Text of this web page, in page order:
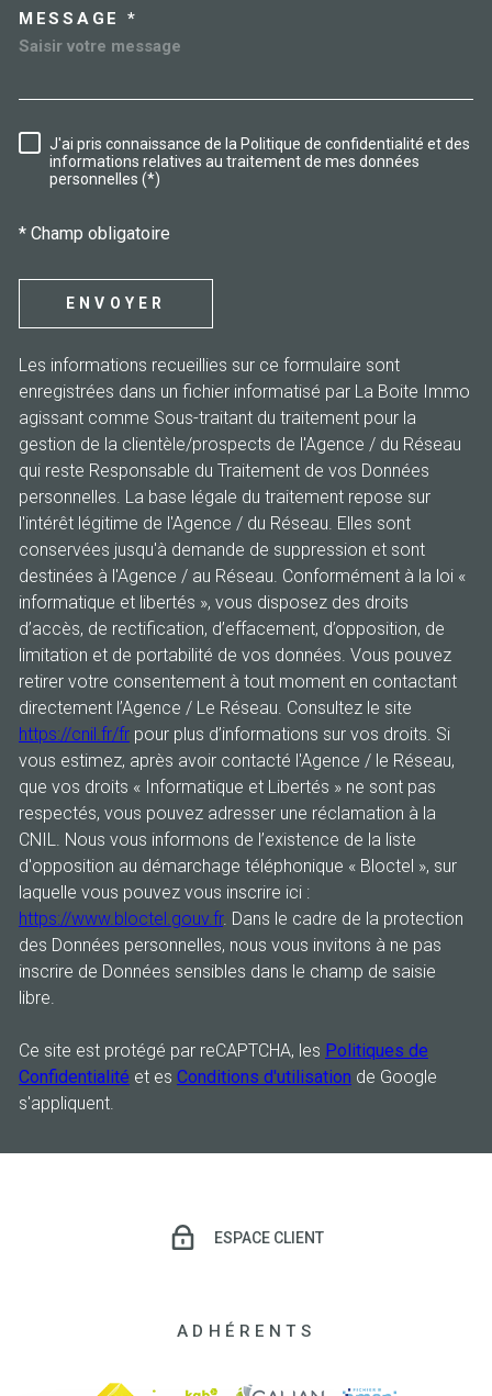
MESSAGE *
RÈGLEMENTATION
J'ai pris connaissance de la Politique de confidentialité et des
informations relatives au traitement de mes données
personnelles (*)
* Champ obligatoire
ENVOYER
Les informations recueillies sur ce formulaire sont
enregistrées dans un fichier informatisé par La Boite Immo
agissant comme Sous-traitant du traitement pour la
gestion de la clientèle/prospects de l'Agence / du Réseau
qui reste Responsable du Traitement de vos Données
personnelles. La base légale du traitement repose sur
l'intérêt légitime de l'Agence / du Réseau. Elles sont
conservées jusqu'à demande de suppression et sont
destinées à l'Agence / au Réseau. Conformément à la loi «
informatique et libertés », vous disposez des droits
d’accès, de rectification, d’effacement, d’opposition, de
limitation et de portabilité de vos données. Vous pouvez
retirer votre consentement à tout moment en contactant
directement l’Agence / Le Réseau. Consultez le site
https://cnil.fr/fr pour plus d’informations sur vos droits. Si
vous estimez, après avoir contacté l'Agence / le Réseau,
que vos droits « Informatique et Libertés » ne sont pas
respectés, vous pouvez adresser une réclamation à la
CNIL. Nous vous informons de l’existence de la liste
d'opposition au démarchage téléphonique « Bloctel », sur
laquelle vous pouvez vous inscrire ici :
https://www.bloctel.gouv.fr. Dans le cadre de la protection
des Données personnelles, nous vous invitons à ne pas
inscrire de Données sensibles dans le champ de saisie
libre.
Ce site est protégé par reCAPTCHA, les Politiques de
Confidentialité et es Conditions d'utilisation de Google
s'appliquent.
ESPACE CLIENT
ADHÉRENTS